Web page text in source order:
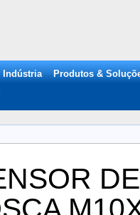
Indústria Produtos &